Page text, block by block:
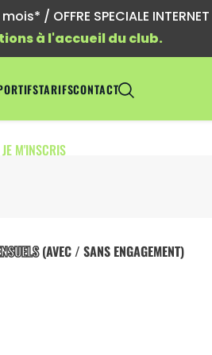
/ OFFRE SPECIALE
à l'accueil du club.
TARIFSCONTACT
JE M'INSCRIS
(AVEC / SANS ENGAGEMENT)